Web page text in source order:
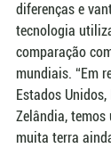
diferenças e
tecnologia
comparação
mundiais. “Em
Estados
Zelândia, temos
muita terra